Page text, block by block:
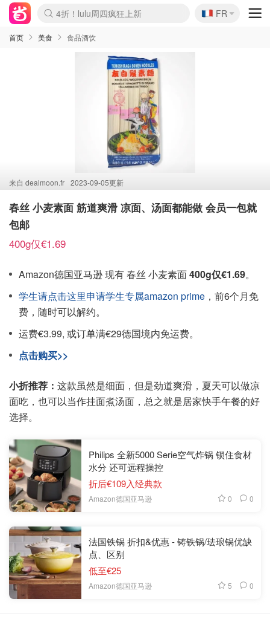
Boticinal 夏促开抢！
4折！lulu周四疯狂上新
还没结束！&OtherStories大促
Joybuy变相75折 随时失效
速领！Stanley独家85折
疑似霸哥！Camper额外叠85折
Zalando 奥莱闪促！每日更新
Moncler反季囤！5折起+叠9折
Coach Brooklyn仅€192
🇫🇷
FR
首页 美食 食品酒饮
来自 dealmoon.fr 2023-09-05更新
春丝 小麦素面 筋道爽滑 凉面、汤面都能做 会员一包就
包邮
400g仅€1.69
Amazon德国亚马逊 现有 春丝 小麦素面400g仅€1.69。
学生请点击这里申请学生专属amazon prime ，前6个月免
费，随时可以解约。
运费€3.99, 或订单满€29德国境内免运费。
点击购买>>
小折推荐： 这款虽然是细面，但是劲道爽滑，夏天可以做凉
面吃，也可以当作挂面煮汤面，总之就是居家快手午餐的好
选择。
Philips 全新5000 Serie空气炸锅 锁住食材
水分 还可远程操控
折后€109入经典款
Amazon德国亚马逊 0 0
法国铁锅 折扣&优惠 - 铸铁锅/珐琅锅优缺
点、区别
低至€25
Amazon德国亚马逊 5 0